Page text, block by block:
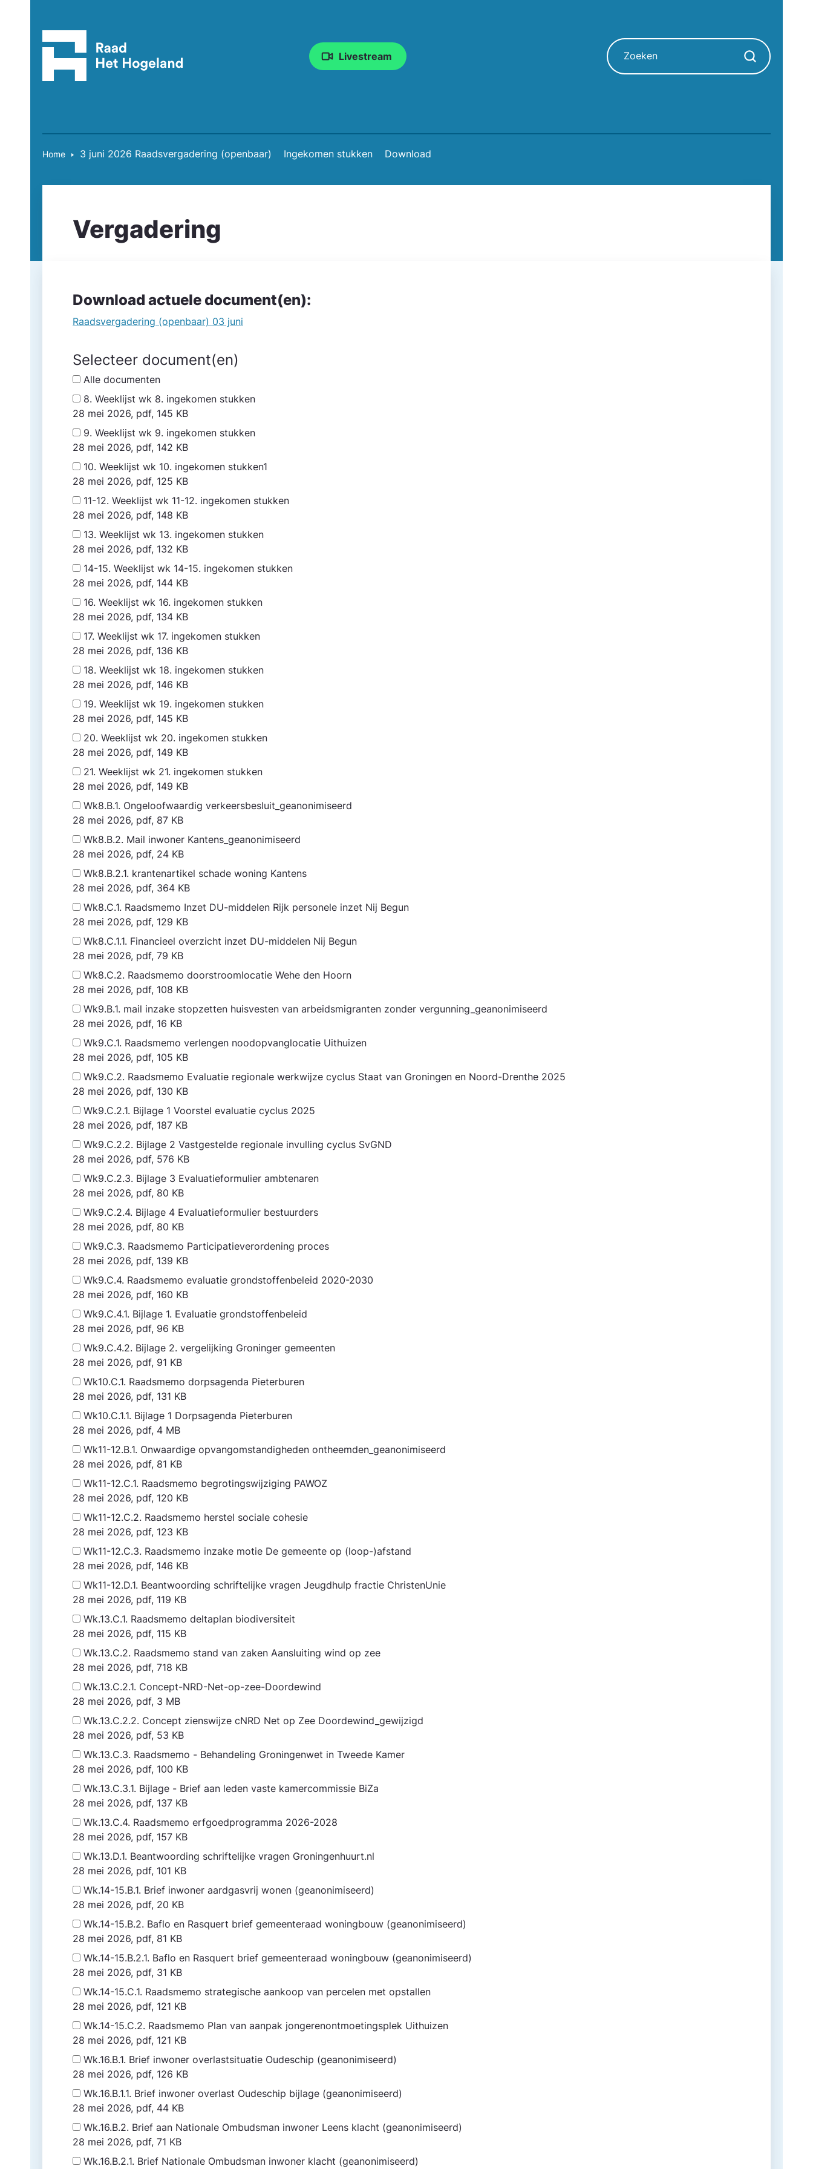
Livestream
Zoeken
Zoekopdracht
Home 3 juni 2026 Raadsvergadering (openbaar) Ingekomen stukken Download
Vergadering
Download actuele document(en):
Raadsvergadering (openbaar) 03 juni
Selecteer document(en)
Alle documenten
8. Weeklijst wk 8. ingekomen stukken
28 mei 2026, pdf, 145 KB
9. Weeklijst wk 9. ingekomen stukken
28 mei 2026, pdf, 142 KB
10. Weeklijst wk 10. ingekomen stukken1
28 mei 2026, pdf, 125 KB
11-12. Weeklijst wk 11-12. ingekomen stukken
28 mei 2026, pdf, 148 KB
13. Weeklijst wk 13. ingekomen stukken
28 mei 2026, pdf, 132 KB
14-15. Weeklijst wk 14-15. ingekomen stukken
28 mei 2026, pdf, 144 KB
16. Weeklijst wk 16. ingekomen stukken
28 mei 2026, pdf, 134 KB
17. Weeklijst wk 17. ingekomen stukken
28 mei 2026, pdf, 136 KB
18. Weeklijst wk 18. ingekomen stukken
28 mei 2026, pdf, 146 KB
19. Weeklijst wk 19. ingekomen stukken
28 mei 2026, pdf, 145 KB
20. Weeklijst wk 20. ingekomen stukken
28 mei 2026, pdf, 149 KB
21. Weeklijst wk 21. ingekomen stukken
28 mei 2026, pdf, 149 KB
Wk8.B.1. Ongeloofwaardig verkeersbesluit_geanonimiseerd
28 mei 2026, pdf, 87 KB
Wk8.B.2. Mail inwoner Kantens_geanonimiseerd
28 mei 2026, pdf, 24 KB
Wk8.B.2.1. krantenartikel schade woning Kantens
28 mei 2026, pdf, 364 KB
Wk8.C.1. Raadsmemo Inzet DU-middelen Rijk personele inzet Nij Begun
28 mei 2026, pdf, 129 KB
Wk8.C.1.1. Financieel overzicht inzet DU-middelen Nij Begun
28 mei 2026, pdf, 79 KB
Wk8.C.2. Raadsmemo doorstroomlocatie Wehe den Hoorn
28 mei 2026, pdf, 108 KB
Wk9.B.1. mail inzake stopzetten huisvesten van arbeidsmigranten zonder vergunning_geanonimiseerd
28 mei 2026, pdf, 16 KB
Wk9.C.1. Raadsmemo verlengen noodopvanglocatie Uithuizen
28 mei 2026, pdf, 105 KB
Wk9.C.2. Raadsmemo Evaluatie regionale werkwijze cyclus Staat van Groningen en Noord-Drenthe 2025
28 mei 2026, pdf, 130 KB
Wk9.C.2.1. Bijlage 1 Voorstel evaluatie cyclus 2025
28 mei 2026, pdf, 187 KB
Wk9.C.2.2. Bijlage 2 Vastgestelde regionale invulling cyclus SvGND
28 mei 2026, pdf, 576 KB
Wk9.C.2.3. Bijlage 3 Evaluatieformulier ambtenaren
28 mei 2026, pdf, 80 KB
Wk9.C.2.4. Bijlage 4 Evaluatieformulier bestuurders
28 mei 2026, pdf, 80 KB
Wk9.C.3. Raadsmemo Participatieverordening proces
28 mei 2026, pdf, 139 KB
Wk9.C.4. Raadsmemo evaluatie grondstoffenbeleid 2020-2030
28 mei 2026, pdf, 160 KB
Wk9.C.4.1. Bijlage 1. Evaluatie grondstoffenbeleid
28 mei 2026, pdf, 96 KB
Wk9.C.4.2. Bijlage 2. vergelijking Groninger gemeenten
28 mei 2026, pdf, 91 KB
Wk10.C.1. Raadsmemo dorpsagenda Pieterburen
28 mei 2026, pdf, 131 KB
Wk10.C.1.1. Bijlage 1 Dorpsagenda Pieterburen
28 mei 2026, pdf, 4 MB
Wk11-12.B.1. Onwaardige opvangomstandigheden ontheemden_geanonimiseerd
28 mei 2026, pdf, 81 KB
Wk11-12.C.1. Raadsmemo begrotingswijziging PAWOZ
28 mei 2026, pdf, 120 KB
Wk11-12.C.2. Raadsmemo herstel sociale cohesie
28 mei 2026, pdf, 123 KB
Wk11-12.C.3. Raadsmemo inzake motie De gemeente op (loop-)afstand
28 mei 2026, pdf, 146 KB
Wk11-12.D.1. Beantwoording schriftelijke vragen Jeugdhulp fractie ChristenUnie
28 mei 2026, pdf, 119 KB
Wk.13.C.1. Raadsmemo deltaplan biodiversiteit
28 mei 2026, pdf, 115 KB
Wk.13.C.2. Raadsmemo stand van zaken Aansluiting wind op zee
28 mei 2026, pdf, 718 KB
Wk.13.C.2.1. Concept-NRD-Net-op-zee-Doordewind
28 mei 2026, pdf, 3 MB
Wk.13.C.2.2. Concept zienswijze cNRD Net op Zee Doordewind_gewijzigd
28 mei 2026, pdf, 53 KB
Wk.13.C.3. Raadsmemo - Behandeling Groningenwet in Tweede Kamer
28 mei 2026, pdf, 100 KB
Wk.13.C.3.1. Bijlage - Brief aan leden vaste kamercommissie BiZa
28 mei 2026, pdf, 137 KB
Wk.13.C.4. Raadsmemo erfgoedprogramma 2026-2028
28 mei 2026, pdf, 157 KB
Wk.13.D.1. Beantwoording schriftelijke vragen Groningenhuurt.nl
28 mei 2026, pdf, 101 KB
Wk.14-15.B.1. Brief inwoner aardgasvrij wonen (geanonimiseerd)
28 mei 2026, pdf, 20 KB
Wk.14-15.B.2. Baflo en Rasquert brief gemeente­raad woningbouw (geanonimiseerd)
28 mei 2026, pdf, 81 KB
Wk.14-15.B.2.1. Baflo en Rasquert brief gemeente­raad woningbouw (geanonimiseerd)
28 mei 2026, pdf, 31 KB
Wk.14-15.C.1. Raadsmemo strategische aankoop van percelen met opstallen
28 mei 2026, pdf, 121 KB
Wk.14-15.C.2. Raadsmemo Plan van aanpak jongerenontmoetingsplek Uithuizen
28 mei 2026, pdf, 121 KB
Wk.16.B.1. Brief inwoner overlastsituatie Oudeschip (geanonimiseerd)
28 mei 2026, pdf, 126 KB
Wk.16.B.1.1. Brief inwoner overlast Oudeschip bijlage (geanonimiseerd)
28 mei 2026, pdf, 44 KB
Wk.16.B.2. Brief aan Nationale Ombudsman inwoner Leens klacht (geanonimiseerd)
28 mei 2026, pdf, 71 KB
Wk.16.B.2.1. Brief Nationale Ombudsman inwoner klacht (geanonimiseerd)